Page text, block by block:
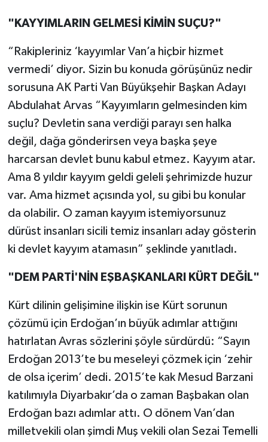
"KAYYIMLARIN GELMESİ KİMİN SUÇU?"
“Rakipleriniz ‘kayyımlar Van’a hiçbir hizmet
vermedi’ diyor. Sizin bu konuda görüşünüz nedir
sorusuna AK Parti Van Büyükşehir Başkan Adayı
Abdulahat Arvas “Kayyımların gelmesinden kim
suçlu? Devletin sana verdiği parayı sen halka
değil, dağa gönderirsen veya başka şeye
harcarsan devlet bunu kabul etmez. Kayyım atar.
Ama 8 yıldır kayyım geldi geleli şehrimizde huzur
var. Ama hizmet açısında yol, su gibi bu konular
da olabilir. O zaman kayyım istemiyorsunuz
dürüst insanları sicili temiz insanları aday gösterin
ki devlet kayyım atamasın” şeklinde yanıtladı.
"DEM PARTİ'NİN EŞBAŞKANLARI KÜRT DEĞİL"
Kürt dilinin gelişimine ilişkin ise Kürt sorunun
çözümü için Erdoğan’ın büyük adımlar attığını
hatırlatan Avras sözlerini şöyle sürdürdü: “Sayın
Erdoğan 2013’te bu meseleyi çözmek için ‘zehir
de olsa içerim’ dedi. 2015’te kak Mesud Barzani
katılımıyla Diyarbakır’da o zaman Başbakan olan
Erdoğan bazı adımlar attı. O dönem Van’dan
milletvekili olan şimdi Muş vekili olan Sezai Temelli